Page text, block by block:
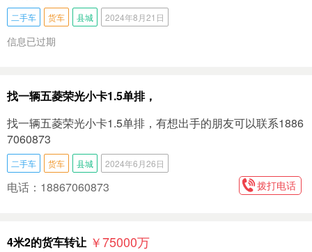
二手车 货车 县城 2024年8月21日
信息已过期
找一辆五菱荣光小卡1.5单排，
找一辆五菱荣光小卡1.5单排，有想出手的朋友可以联系1886
7060873
二手车 货车 县城 2024年6月26日
电话：18867060873 拨打电话
4米2的货车转让 ￥75000万